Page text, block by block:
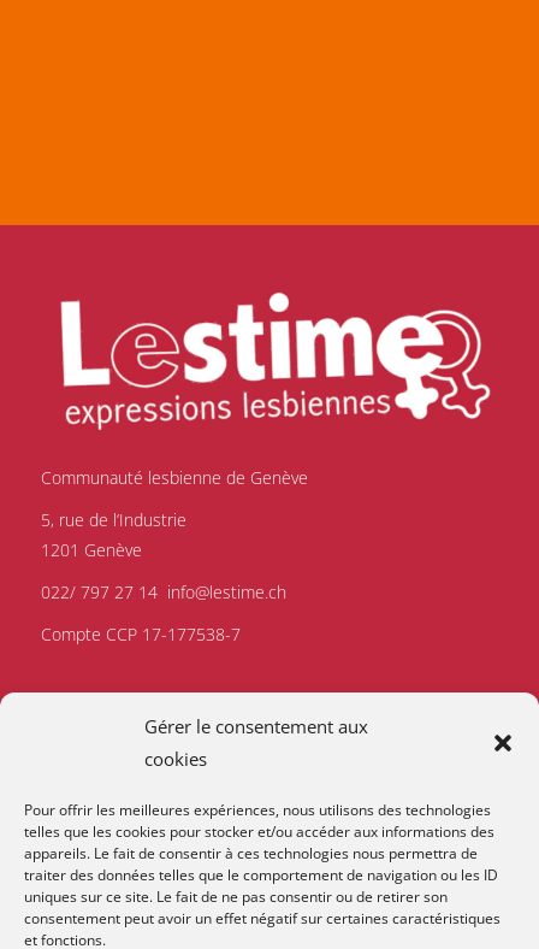
Gérer le consentement aux
cookies
Pour offrir les meilleures expériences, nous utilisons des technologies
telles que les cookies pour stocker et/ou accéder aux informations des
appareils. Le fait de consentir à ces technologies nous permettra de
traiter des données telles que le comportement de navigation ou les ID
uniques sur ce site. Le fait de ne pas consentir ou de retirer son
consentement peut avoir un effet négatif sur certaines caractéristiques
et fonctions.
Communauté lesbienne de Genève
5, rue de l’Industrie
1201 Genève
022/ 797 27 14 info@lestime.ch
Compte CCP 17-177538-7